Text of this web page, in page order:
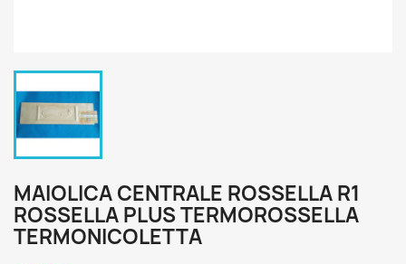
MAIOLICA CENTRALE ROSSELLA R1
ROSSELLA PLUS TERMOROSSELLA
TERMONICOLETTA